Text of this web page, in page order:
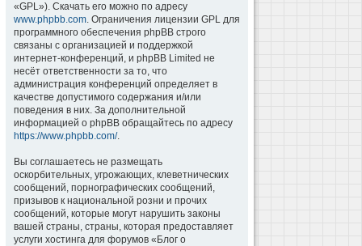
«GPL»). Скачать его можно по адресу
www.phpbb.com. Ограничения лицензии GPL для
программного обеспечения phpBB строго
связаны с организацией и поддержкой
интернет-конференций, и phpBB Limited не
несёт ответственности за то, что
администрация конференций определяет в
качестве допустимого содержания и/или
поведения в них. За дополнительной
информацией о phpBB обращайтесь по адресу
https://www.phpbb.com/.
Вы соглашаетесь не размещать
оскорбительных, угрожающих, клеветнических
сообщений, порнографических сообщений,
призывов к национальной розни и прочих
сообщений, которые могут нарушить законы
вашей страны, страны, которая предоставляет
услуги хостинга для форумов «Блог о